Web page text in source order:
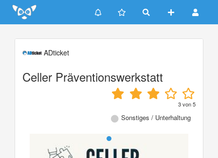
Update cookies preferences
ADticket
Celler Präventionswerkstatt
3von5
Sonstiges / Unterhaltung